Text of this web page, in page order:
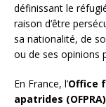
définissant le
raison d’être
sa nationalité, de
ou de ses opinions
En France, l’Office
apatrides (OFPRA)